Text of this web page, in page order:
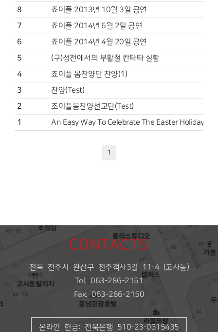
8
죠이플 2013년 10월 3일 공연
7
죠이플 2014년 6월 2일 공연
6
죠이플 2014년 4월 20일 공연
5
(구)성전에서의 부활절 칸타타 실황
4
죠이플 몸찬양단 찬양(1)
3
찬양(Test)
2
조이플몸찬양선교단(Test)
1
An Easy Way To Celebrate The Easter Holiday
1
CONTACTS
전북 전주시 완산구 전주객사3길 11-4 (고사동)
Tel. 063-286-2151
Fax. 063-286-2150
온라인 헌금: 전북은행 510-23-0315435